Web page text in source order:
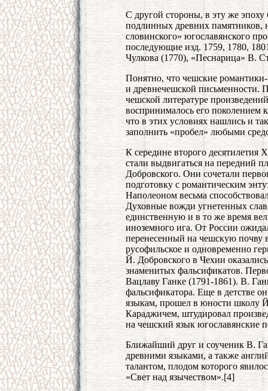
С другой стороны, в эту же
подлинных древних памятников,
словинского» югославянского
последующие изд. 1759, 1780,
Чулкова (1770), «Песнарица» В.
Понятно, что чешские
и древнечешской письменности.
чешской литературе
воспринималось его поколением
что в этих условиях нашлись и
заполнить «пробел» любыми
К середине второго
стали выдвигаться на передний
Добровского. Они сочетали
подготовку с романтическим
Наполеоном весьма
Духовные вожди угнетенных
единственную и в то же время
иноземного ига. От России
перенесенный на чешскую почву
русофильское и одновременно
Й. Добровского в Чехии
знаменитых фальсификатов.
Вацлаву Ганке (1791-1861). В.
фальсификатора. Еще в детстве
языкам, прошел в юности школу
Караджичем, штудировал
на чешский язык югославянские
Ближайший друг и соученик В.
древними языками, а также
талантом, плодом которого
«Свет над язычеством».[4]